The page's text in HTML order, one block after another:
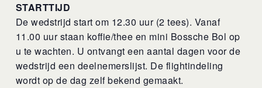
STARTTIJD
De wedstrijd start om 12.30 uur (2 tees). Vanaf
11.00 uur staan koffie/thee en mini Bossche Bol op
u te wachten. U ontvangt een aantal dagen voor de
wedstrijd een deelnemerslijst. De flightindeling
wordt op de dag zelf bekend gemaakt.